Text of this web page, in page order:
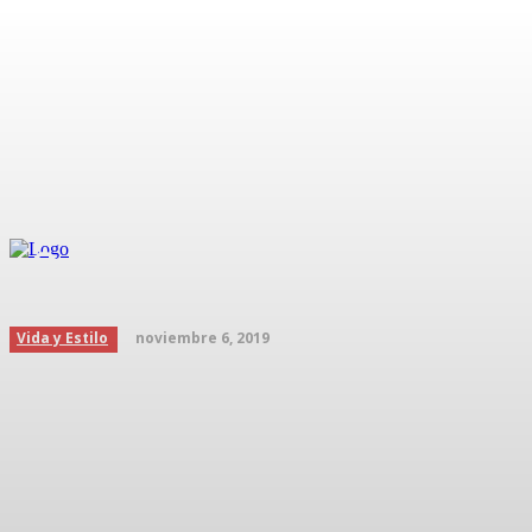
¿Cuáles son las bases de
Vida y Estilo noviembre 6, 2019